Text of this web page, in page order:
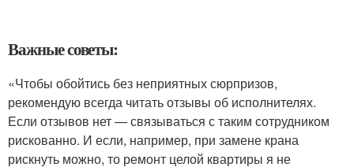
Важные советы:
«Чтобы обойтись без неприятных сюрпризов,
рекомендую всегда читать отзывы об исполнителях.
Если отзывов нет — связываться с таким сотрудником
рискованно. И если, например, при замене крана
рискнуть можно, то ремонт целой квартиры я не